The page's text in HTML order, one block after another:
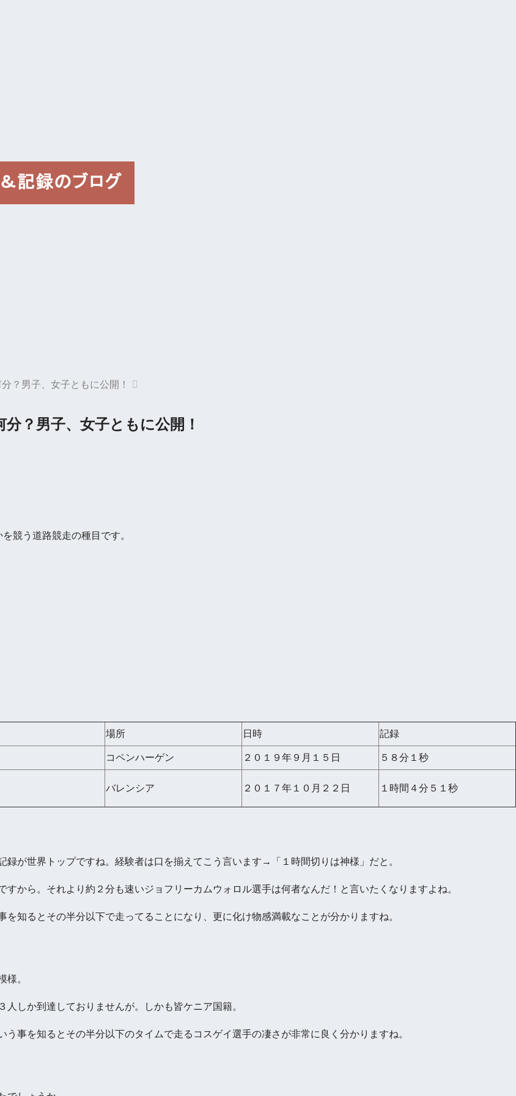
？男子、女子ともに公開！
？男子、女子ともに公開！
競う道路競走の種目です。
場所 日時 記録
コペンハーゲン ２０１９年９月１５日 ５８分１秒
バレンシア ２０１７年１０月２２日 １時間４分５１秒
が世界トップですね。経験者は口を揃えてこう言います→「１時間切りは神様」だと。
から。それより約２分も速いジョフリーカムウォロル選手は何者なんだ！と言いたくなりますよね。
知るとその半分以下で走ってることになり、更に化け物感満載なことが分かりますね。
様。
しか到達しておりませんが。しかも皆ケニア国籍。
事を知るとその半分以下のタイムで走るコスゲイ選手の凄さが非常に良く分かりますね。